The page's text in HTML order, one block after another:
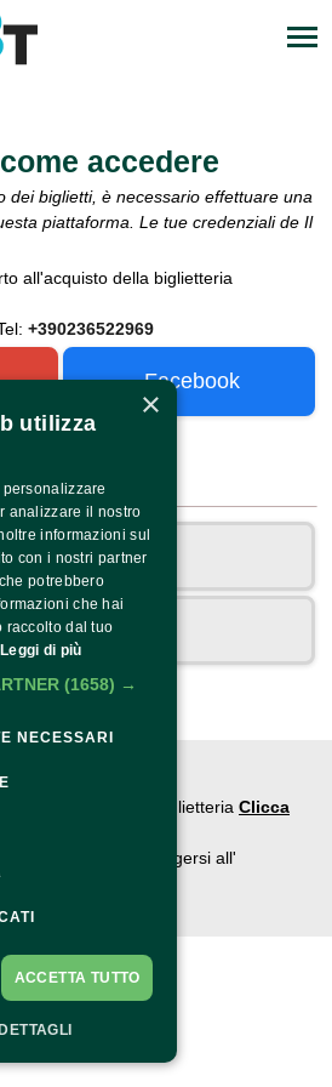
accedere
dei biglietti, è necessario effettuare una
piattaforma. Le tue credenziali de Il
all'acquisto della biglietteria
+390236522969
Facebook
o
Email
Cellulare
all'acquisto della biglietteria Clicca
e l'evento, rivolgersi all'
×
utilizza
analizzare il nostro
informazioni sul
con i nostri partner
potrebbero
che hai
raccolto dal tuo
Leggi di più
(1658) →
NECESSARI
ACCETTA TUTTO